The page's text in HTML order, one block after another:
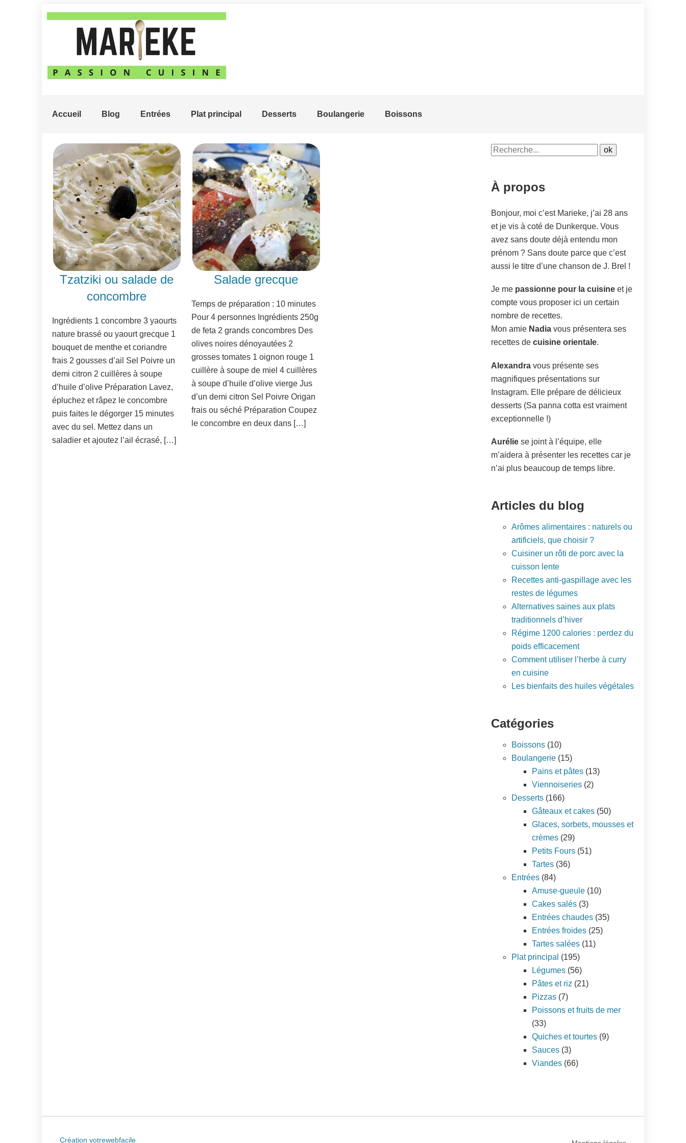
Accueil Blog Entrées Plat principal Desserts Boulangerie Boissons
Tzatziki ou salade de
concombre
Ingrédients 1 concombre 3 yaourts
nature brassé ou yaourt grecque 1
bouquet de menthe et coriandre
frais 2 gousses d’ail Sel Poivre un
demi citron 2 cuillères à soupe
d’huile d’olive Préparation Lavez,
épluchez et râpez le concombre
puis faites le dégorger 15 minutes
avec du sel. Mettez dans un
saladier et ajoutez l’ail écrasé, […]
Salade grecque
Temps de préparation : 10 minutes
Pour 4 personnes Ingrédients 250g
de feta 2 grands concombres Des
olives noires dénoyautées 2
grosses tomates 1 oignon rouge 1
cuillère à soupe de miel 4 cuillères
à soupe d’huile d’olive vierge Jus
d’un demi citron Sel Poivre Origan
frais ou séché Préparation Coupez
le concombre en deux dans […]
À propos
Bonjour, moi c’est Marieke, j’ai 28 ans
et je vis à coté de Dunkerque. Vous
avez sans doute déjà entendu mon
prénom ? Sans doute parce que c’est
aussi le titre d’une chanson de J. Brel !
Je me passionne pour la cuisine et je
compte vous proposer ici un certain
nombre de recettes.
Mon amie Nadia vous présentera ses
recettes de cuisine orientale.
Alexandra vous présente ses
magnifiques présentations sur
Instagram. Elle prépare de délicieux
desserts (Sa panna cotta est vraiment
exceptionnelle !)
Aurélie se joint à l’équipe, elle
m’aidera à présenter les recettes car je
n’ai plus beaucoup de temps libre.
Articles du blog
Arômes alimentaires : naturels ou
artificiels, que choisir ?
Cuisiner un rôti de porc avec la
cuisson lente
Recettes anti-gaspillage avec les
restes de légumes
Alternatives saines aux plats
traditionnels d’hiver
Régime 1200 calories : perdez du
poids efficacement
Comment utiliser l’herbe à curry
en cuisine
Les bienfaits des huiles végétales
Catégories
Boissons (10)
Boulangerie (15)
Pains et pâtes (13)
Viennoiseries (2)
Desserts (166)
Gâteaux et cakes (50)
Glaces, sorbets, mousses et
crèmes (29)
Petits Fours (51)
Tartes (36)
Entrées (84)
Amuse-gueule (10)
Cakes salés (3)
Entrées chaudes (35)
Entrées froides (25)
Tartes salées (11)
Plat principal (195)
Légumes (56)
Pâtes et riz (21)
Pizzas (7)
Poissons et fruits de mer
(33)
Quiches et tourtes (9)
Sauces (3)
Viandes (66)
Création votrewebfacile